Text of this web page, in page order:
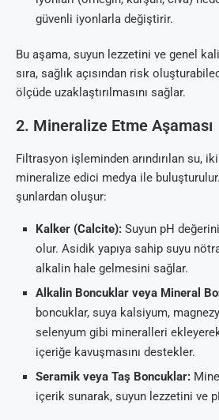
güvenli iyonlarla değiştirir.
Bu aşama, suyun lezzetini ve genel
sıra, sağlık açısından risk
ölçüde uzaklaştırılmasını sağlar.
2. Mineralize Etme Aşaması
Filtrasyon işleminden arındırılan su,
mineralize edici medya ile
şunlardan oluşur:
Kalker (Calcite): Suyun pH
olur. Asidik yapıya sahip suyu
alkalin hale gelmesini sağlar.
Alkalin Boncuklar veya Mineral
boncuklar, suya kalsiyum,
selenyum gibi mineralleri
içeriğe kavuşmasını destekler.
Seramik veya Taş Boncuklar:
içerik sunarak, suyun lezzetini ve